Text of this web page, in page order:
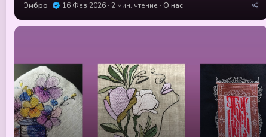
Эмбро 16 Фев 2026 2 мин. чтение О нас